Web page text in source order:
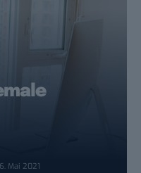
Mai 2021